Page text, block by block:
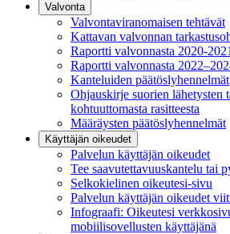
Valvonta
Valvontaviranomaisen tehtävät
Kattavan valvonnan
Raportti valvonnasta 2020-2021
Raportti valvonnasta
Kanteluiden päätöslyhennelmät
Ohjauskirje suorien lähetysten
kohtuuttomasta rasitteesta
Määräysten päätöslyhennelmät
Käyttäjän oikeudet
Palvelun käyttäjän oikeudet
Tee saavutettavuuskantelu tai
Selkokielinen oikeutesi-sivu
Palvelun käyttäjän oikeudet
Infograafi: Oikeutesi
mobiilisovellusten käyttäjänä